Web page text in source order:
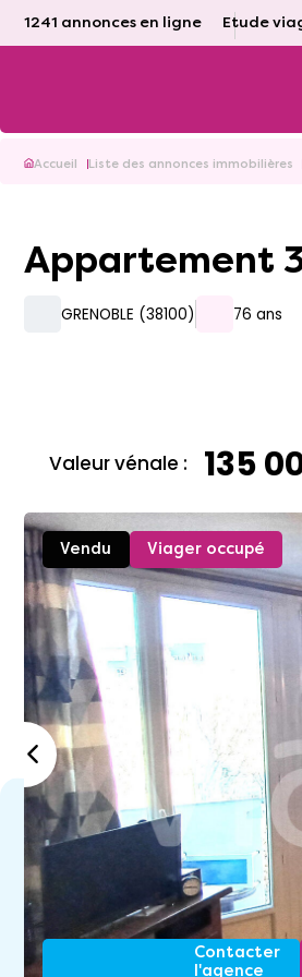
1241 annonces en ligne Etude
Accueil Liste des annonces immobilières
Appartement
GRENOBLE (38100) 76 ans
Valeur vénale : 135
Vendu Viager occupé
Contacter
l'agence